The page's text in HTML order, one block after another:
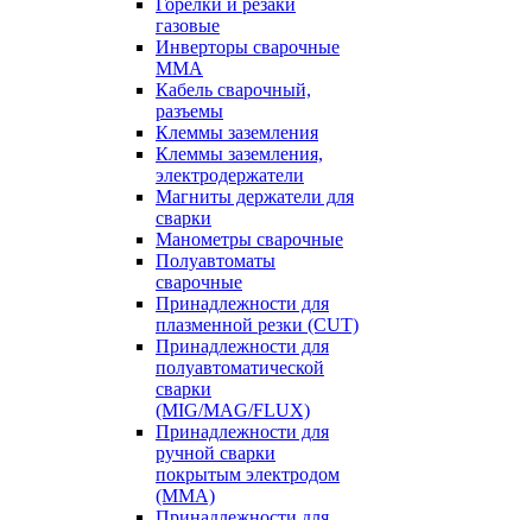
Горелки и резаки
газовые
Инверторы сварочные
ММА
Кабель сварочный,
разъемы
Клеммы заземления
Клеммы заземления,
электродержатели
Магниты держатели для
сварки
Манометры сварочные
Полуавтоматы
сварочные
Принадлежности для
плазменной резки (CUT)
Принадлежности для
полуавтоматической
сварки
(MIG/MAG/FLUX)
Принадлежности для
ручной сварки
покрытым электродом
(MMA)